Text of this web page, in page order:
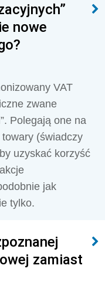
nowe
VAT
zwane
Polegają one na
(świadczy
uzyskać korzyść
jak
tylko.
zamiast